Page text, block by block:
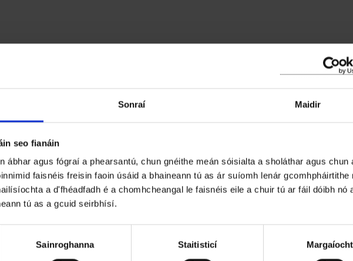
Sonraí Maidir
seo fianáin
ábhar agus fógraí a phearsantú, chun gnéithe meán sóisialta a sholáthar agus chun
faisnéis freisin faoin úsáid a bhaineann tú as ár suíomh lenár gcomhpháirtithe
a d'fhéadfadh é a chomhcheangal le faisnéis eile a chuir tú ar fáil dóibh nó
tú as a gcuid seirbhísí.
Sainroghanna Staitisticí Margaíocht
Contaetha Sláintiúla na hÉireann
Tá Loch Garman anois mar chuid den
Líonra Náisiúnta na gCathracha
Sláintiúla & Contaeanna na hÉireann.
Tionscnaimh
Binse Comhrá -
nGaeilge
Feasacht ar Radón